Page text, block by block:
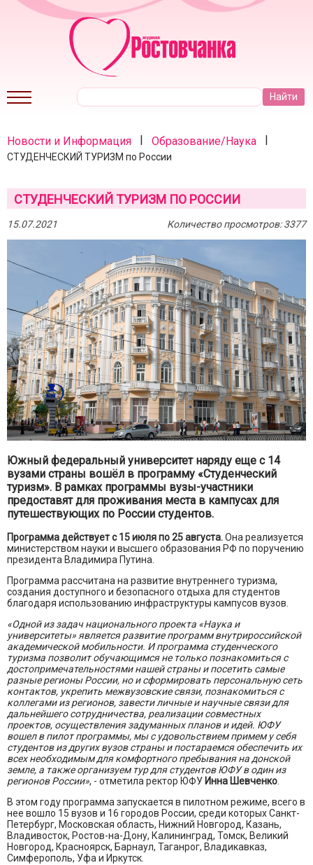
Новости и Информация | Образование/Наука |
СТУДЕНЧЕСКИЙ ТУРИЗМ по России
СТУДЕНЧЕСКИЙ ТУРИЗМ ПО РОССИИ
15.07.2021 Количество просмотров: 3377
Южный федеральный университет наряду еще с 14
вузами страны вошёл в программу «Студенческий
туризм». В рамках программы вузы-участники
предоставят для проживания места в кампусах для
путешествующих по России студентов.
Программа действует с 15 июля по 25 августа.Она реализуется
министерством науки и высшего образования РФ по поручению
президента Владимира Путина.
Программа рассчитана на развитие внутреннего туризма,
создания доступного и безопасного отдыха для студентов
благодаря использованию инфраструктуры кампусов вузов.
«Одной из задач национального проекта «Наука и
университеты» является развитие программ внутрироссийской
академической мобильности. И программа студенческого
туризма позволит обучающимся не только познакомиться с
достопримечательностями нашей страны и посетить самые
разные регионы России, но и сформировать персональную сеть
контактов, укрепить межвузовские связи, познакомиться с
коллегами из регионов, завести личные и научные связи для
дальнейшего сотрудничества, реализации совместных
проектов, осуществления задуманных планов и идей. ЮФУ
вошел в пилот программы, мы с удовольствием примем у себя
студентов из других вузов страны и постараемся обеспечить их
всех необходимым для комфортного пребывания на донской
земле, а также организуем тур для студентов ЮФУ в один из
регионов России», - отметила ректор ЮФУ Инна Шевченко
В этом году программа запускается в пилотном режиме, всего в
нее вошло 15 вузов и 16 городов России, среди которых Санкт-
Петербург, Московская область, Нижний Новгород, Казань,
Владивосток, Ростов-на-Дону, Калининград, Томск, Великий
Новгород, Красноярск, Барнаул, Таганрог, Владикавказ,
Симферополь, Уфа и Иркутск.